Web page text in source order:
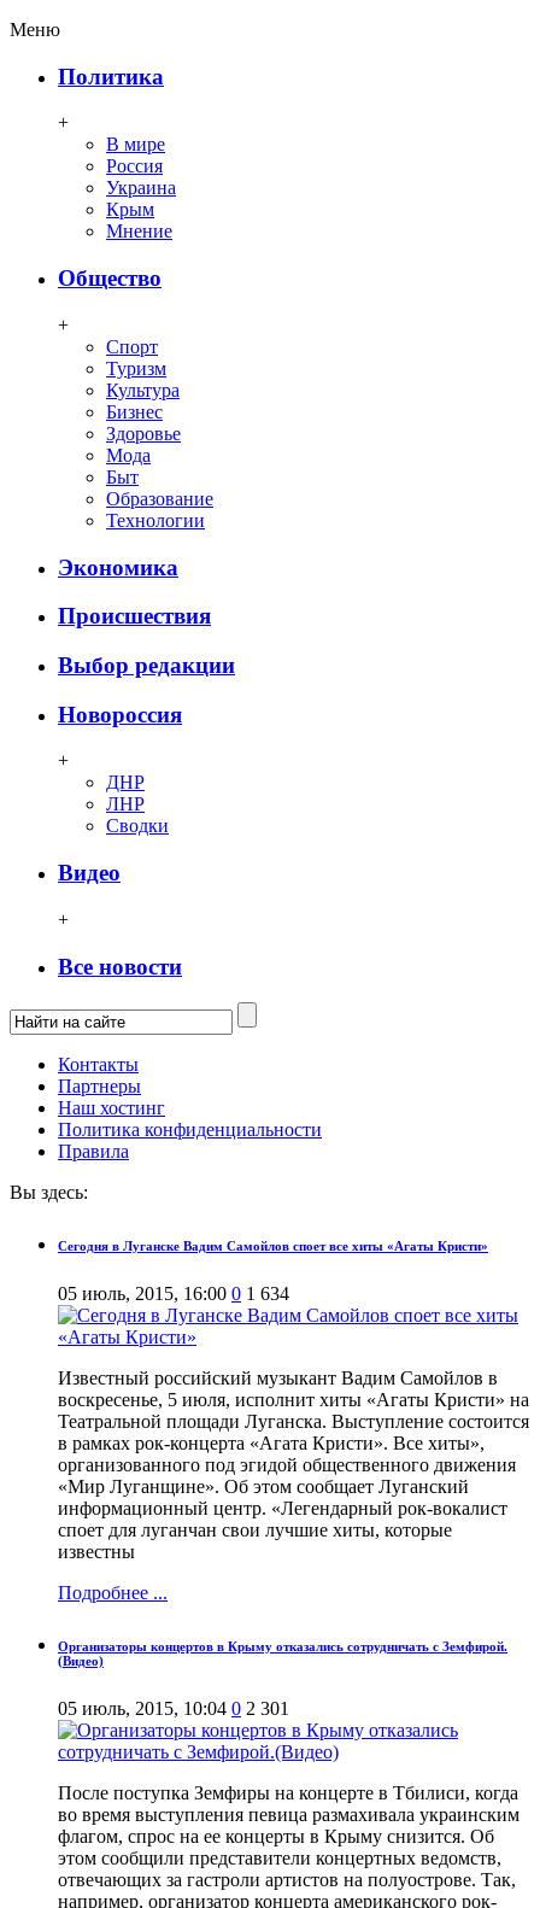
Меню
Политика
+
В мире
Россия
Украина
Крым
Мнение
Общество
+
Спорт
Туризм
Культура
Бизнес
Здоровье
Мода
Быт
Образование
Технологии
Экономика
Происшествия
Выбор редакции
Новороссия
+
ДНР
ЛНР
Сводки
Видео
+
Все новости
Контакты
Партнеры
Наш хостинг
Политика конфиденциальности
Правила
Вы здесь:
Сегодня в Луганске Вадим Самойлов споет все хиты «Агаты Кристи»
05 июль, 2015, 16:00 0 1 634
Известный российский музыкант Вадим Самойлов в
воскресенье, 5 июля, исполнит хиты «Агаты Кристи» на
Театральной площади Луганска. Выступление состоится
в рамках рок-концерта «Агата Кристи». Все хиты»,
организованного под эгидой общественного движения
«Мир Луганщине». Об этом сообщает Луганский
информационный центр. «Легендарный рок-вокалист
споет для луганчан свои лучшие хиты, которые
известны
Подробнее ...
Организаторы концертов в Крыму отказались сотрудничать с Земфирой.
(Видео)
05 июль, 2015, 10:04 0 2 301
После поступка Земфиры на концерте в Тбилиси, когда
во время выступления певица размахивала украинским
флагом, спрос на ее концерты в Крыму снизится. Об
этом сообщили представители концертных ведомств,
отвечающих за гастроли артистов на полуострове. Так,
например, организатор концерта американского рок-